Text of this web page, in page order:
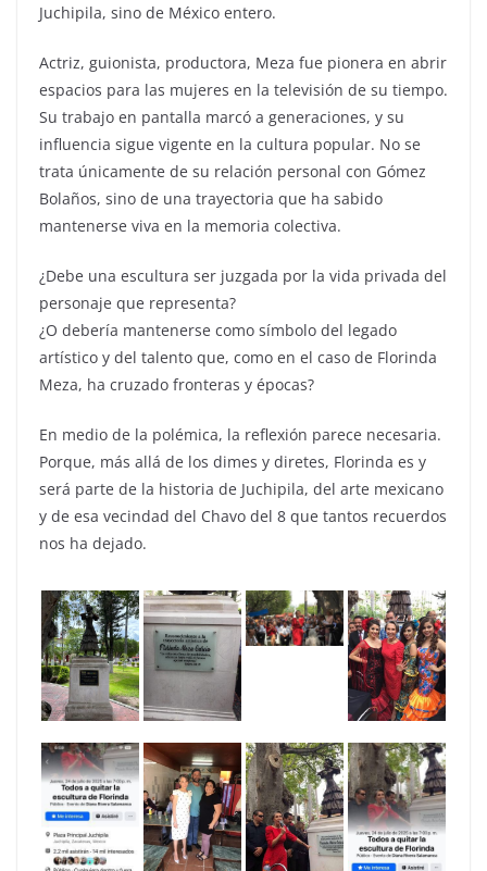
Juchipila, sino de México entero.
Actriz, guionista, productora, Meza fue pionera en abrir
espacios para las mujeres en la televisión de su tiempo.
Su trabajo en pantalla marcó a generaciones, y su
influencia sigue vigente en la cultura popular. No se
trata únicamente de su relación personal con Gómez
Bolaños, sino de una trayectoria que ha sabido
mantenerse viva en la memoria colectiva.
¿Debe una escultura ser juzgada por la vida privada del
personaje que representa?
¿O debería mantenerse como símbolo del legado
artístico y del talento que, como en el caso de Florinda
Meza, ha cruzado fronteras y épocas?
En medio de la polémica, la reflexión parece necesaria.
Porque, más allá de los dimes y diretes, Florinda es y
será parte de la historia de Juchipila, del arte mexicano
y de esa vecindad del Chavo del 8 que tantos recuerdos
nos ha dejado.